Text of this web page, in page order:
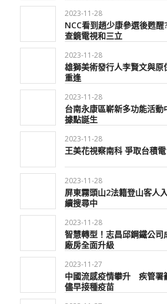
2023-11-28
NCC看到趙少康參選後甦
查鏡電視和三立
2023-11-28
雄獅美術發行人李賢文與原
重逢
2023-11-28
台南永康區嶄新多功能活
據點誕生
2023-11-28
王美花視察南科 爭取台積
2023-11-28
屏東霧頭山2法籍登山客人
續搜尋中
2023-11-28
智慧轉型！志昌邱鋼鐵公司
廠房全面升級
2023-11-27
中國流感疫情攀升 疾管署
儘早接種疫苗